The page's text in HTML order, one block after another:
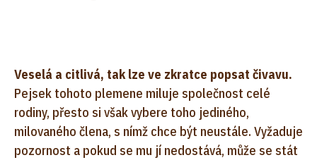
Veselá a citlivá, tak lze ve zkratce popsat čivavu.
Pejsek tohoto plemene miluje společnost celé
rodiny, přesto si však vybere toho jediného,
milovaného člena, s nímž chce být neustále. Vyžaduje
pozornost a pokud se mu jí nedostává, může se stát